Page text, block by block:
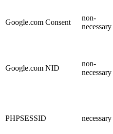
Google.com Consent
non-
necessary
Google.com NID
non-
necessary
PHPSESSID necessary